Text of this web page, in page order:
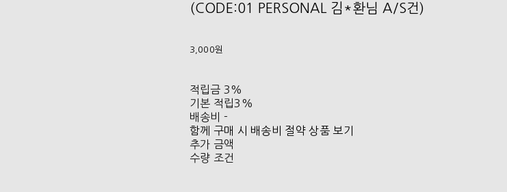
(CODE:01 PERSONAL 김*환님 A/S건)
3,000원
적립금 3%
기본 적립3%
배송비 -
함께 구매 시 배송비 절약 상품 보기
추가 금액
수량 조건